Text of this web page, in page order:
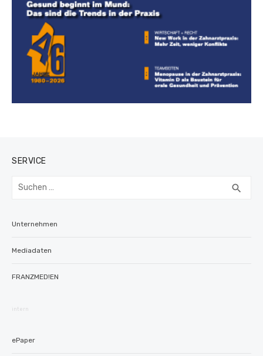
SERVICE
Suchen
search
Unternehmen
Mediadaten
FRANZMED!EN
intern
ePaper